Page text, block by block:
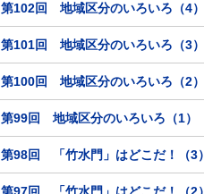
第102回 地域区分のいろいろ（4）
第101回 地域区分のいろいろ（3）
第100回 地域区分のいろいろ（2）
第99回 地域区分のいろいろ（1）
第98回 「竹水門」はどこだ！（3）